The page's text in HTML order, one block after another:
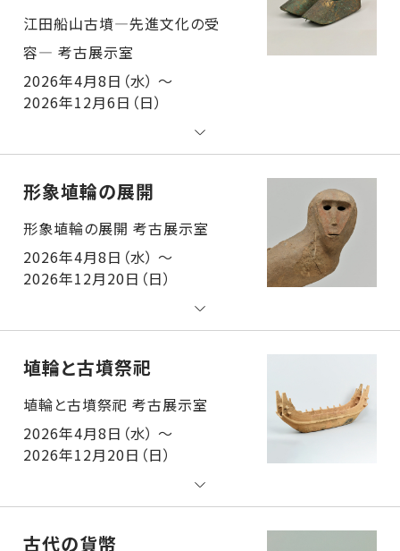
江田船山古墳―先進文化の受容― 考古展示室
2026年4月8日（水） ～
2026年12月6日（日）
形象埴輪の展開
形象埴輪の展開 考古展示室
2026年4月8日（水） ～
2026年12月20日（日）
埴輪と古墳祭祀
埴輪と古墳祭祀 考古展示室
2026年4月8日（水） ～
2026年12月20日（日）
古代の貨幣